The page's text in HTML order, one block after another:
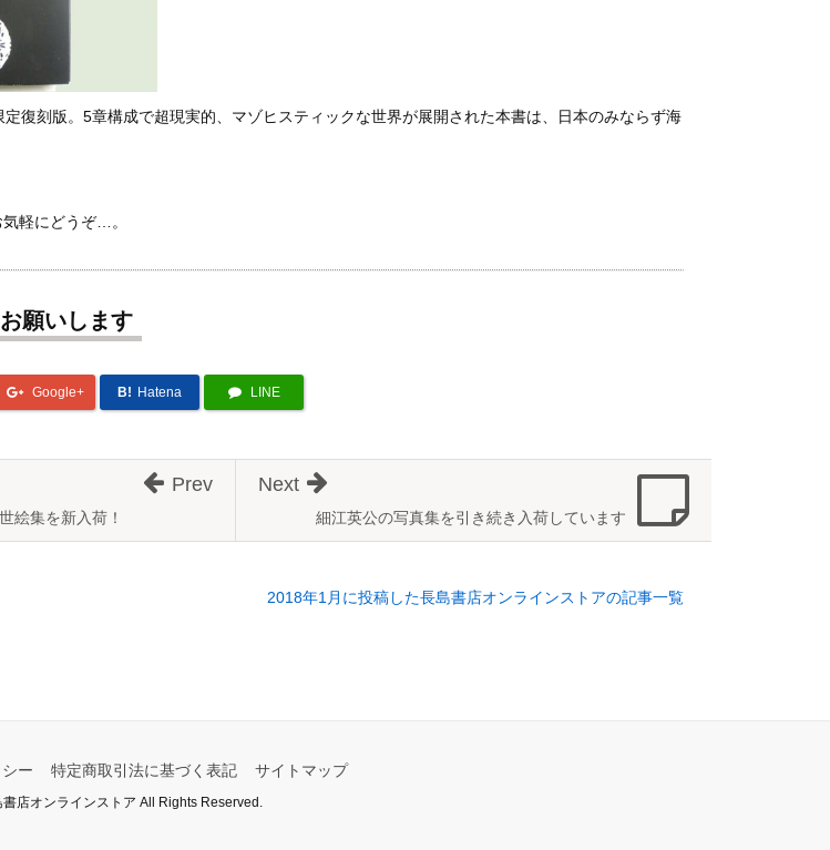
復刻版。5章構成で超現実的、マゾヒスティックな世界が展開された本書は、日本のみならず海
軽にどうぞ…。
願いします
Google+ B! Hatena LINE
細江英公の写真集を引き続き入荷しています
Next
絵集を新入荷！
Prev
2018年1月に投稿した長島書店オンラインストアの記事一覧
ー 特定商取引法に基づく表記 サイトマップ
店オンラインストア All Rights Reserved.